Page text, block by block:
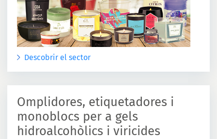
Descobrir el sector
Omplidores, etiquetadores i
monoblocs per a gels
hidroalcohòlics i viricides